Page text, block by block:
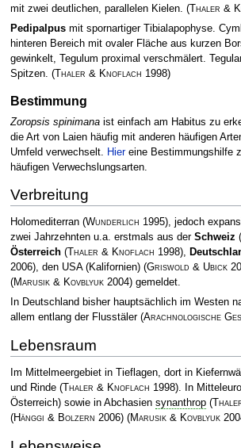
mit zwei deutlichen, parallelen Kielen. (Thaler &
Pedipalpusmit spornartiger Tibialapophyse.
hinteren Bereich mit ovaler Fläche aus kurzen
gewinkelt, Tegulum proximal verschmälert.
Spitzen. (Thaler & Knoflach 1998)
Bestimmung
Zoropsis spinimanaist einfach am Habitus zu
die Art von Laien häufig mit anderen häufigen
Umfeld verwechselt.
Hiereine Bestimmungshilfe
häufigen Verwechslungsarten.
Verbreitung
Holomediterran (Wunderlich 1995), jedoch
zwei Jahrzehnten u.a. erstmals aus der Schweiz (
Österreich (Thaler & Knoflach 1998),
2006), den USA (Kalifornien) (Griswold & Ubick
(Marusik & Kovblyuk2004)gemeldet.
In Deutschland bisher hauptsächlich im Westen
allem entlang der Flusstäler (Arachnologische
Lebensraum
Im Mittelmeergebiet in Tieflagen, dort in
und Rinde (Thaler & Knoflach 1998). In
Österreich) sowie in Abchasien synanthrop (
(Hänggi & Bolzern 2006) (Marusik & Kovblyuk